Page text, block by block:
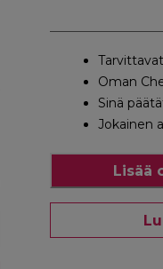
Oman
Sinä
Jokainen
Lisää